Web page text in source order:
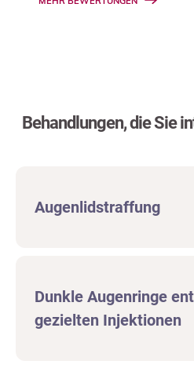
Behandlungen, die Sie
Augenlidstraffung
Dunkle Augenringe
gezielten Injektionen